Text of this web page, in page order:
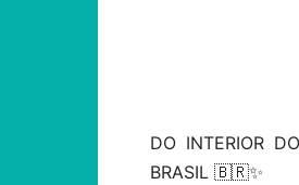
DO INTERIOR
BRASIL 🇧🇷✨